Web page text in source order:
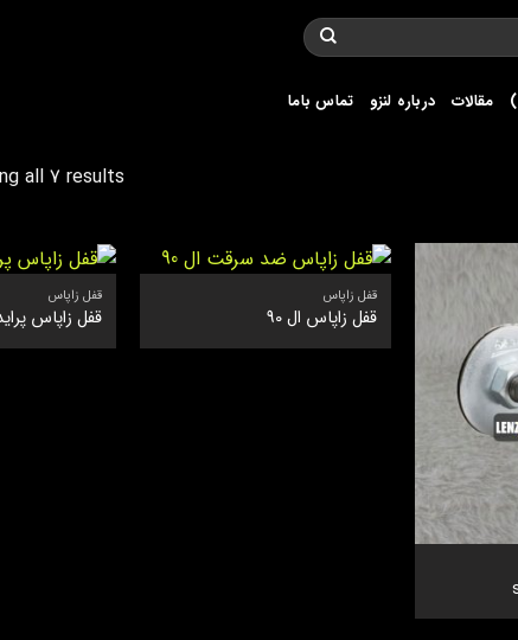
مقالات درباره لنزو تماس باما
all 7 results
قفل زاپاس
قفل زاپاس ال 90
قفل زاپاس
قفل زاپاس